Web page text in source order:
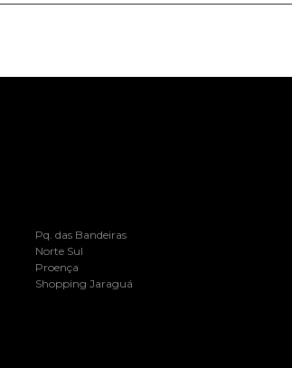
Pq. das Bandeiras
Norte Sul
Proença
Shopping Jaraguá